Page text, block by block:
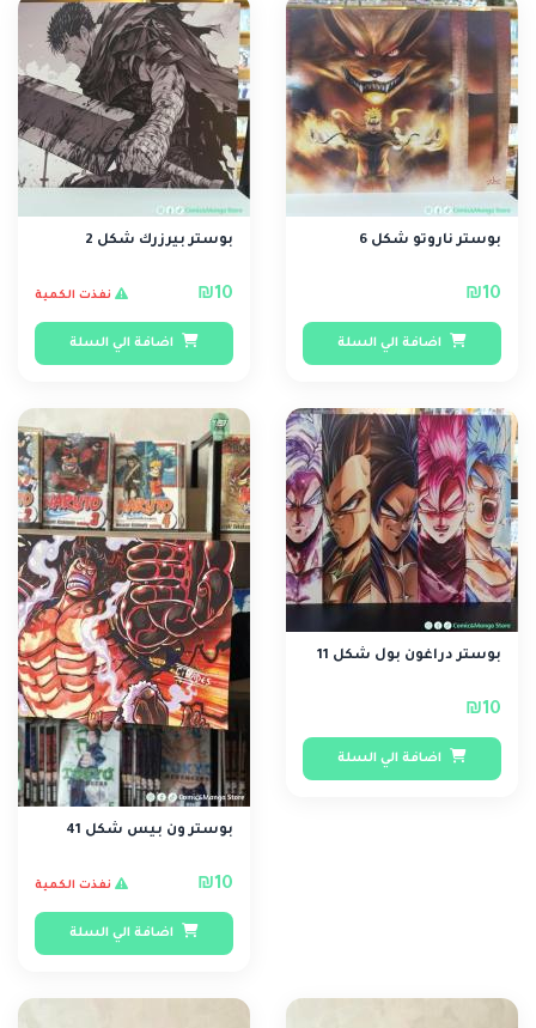
بوستر ناروتو شكل 6
₪10
اضافة الي السلة
بوستر بيرزرك شكل 2
₪10 نفذت الكمية
اضافة الي السلة
بوستر دراغون بول شكل 11
₪10
اضافة الي السلة
بوستر ون بيس شكل 41
₪10 نفذت الكمية
اضافة الي السلة